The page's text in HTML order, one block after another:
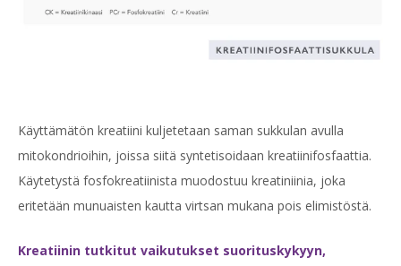
Käyttämätön kreatiini kuljetetaan saman sukkulan avulla
mitokondrioihin, joissa siitä syntetisoidaan kreatiinifosfaattia.
Käytetystä fosfokreatiinista muodostuu kreatiniinia, joka
eritetään munuaisten kautta virtsan mukana pois elimistöstä.
Kreatiinin tutkitut vaikutukset suorituskykyyn,